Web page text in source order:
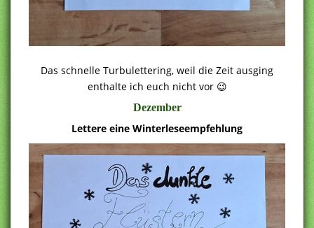
Das schnelle Turbulettering, weil die Zeit ausging
enthalte ich euch nicht vor 😉
Dezember
Lettere eine Winterleseempfehlung